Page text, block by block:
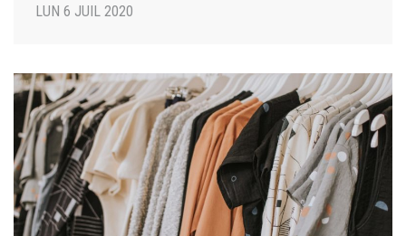
LUN 6 JUIL 2020